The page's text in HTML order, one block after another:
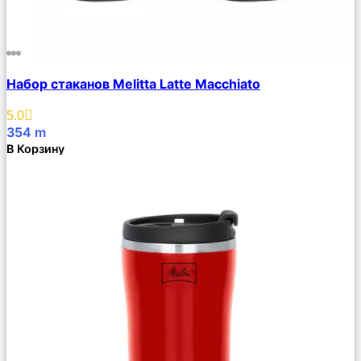
Описание
Избранное
Набор стаканов Melitta Latte Macchiato
5.0
354 m
В Корзину